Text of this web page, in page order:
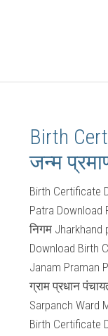
Birth
जन्म
Birth Certificate
Patra Download
निगम Jharkhand
Download Birth
Janam Praman
ग्राम प्रधान
Sarpanch Ward
Birth Certificate